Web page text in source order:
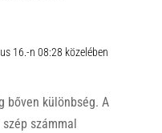
16.-n 08:28 közelében
bőven különbség. A
számmal